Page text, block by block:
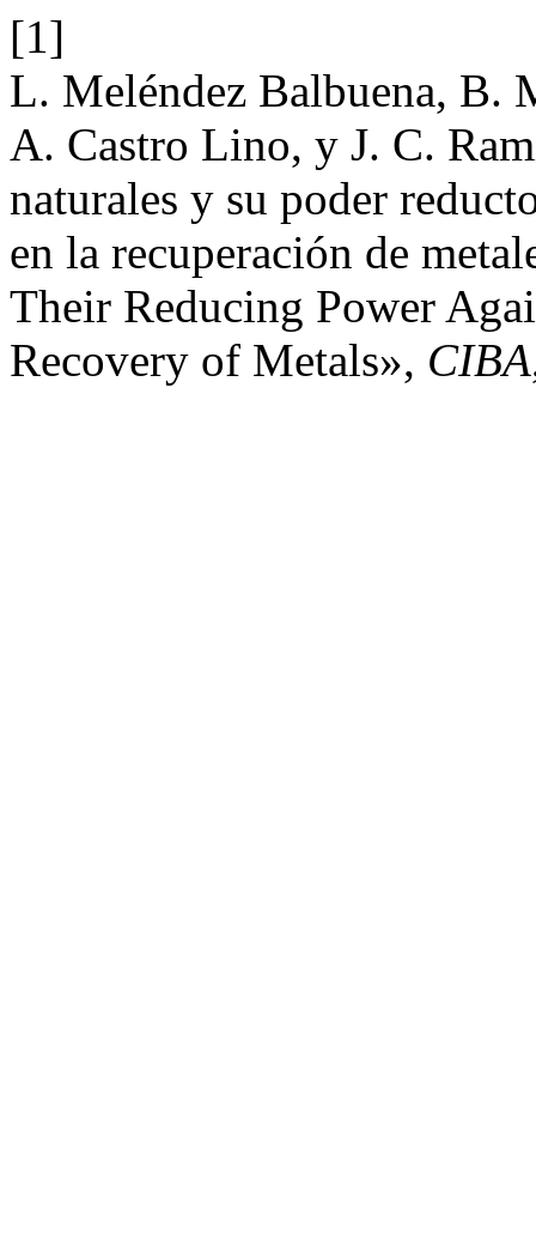
[1]
L. Meléndez Balbuena, B.
A. Castro Lino, y J. C.
naturales y su poder
en la recuperación de
Their Reducing Power
Recovery of Metals», CIBA